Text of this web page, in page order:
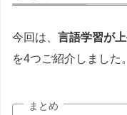
今回は、 言語学習が
を4つご紹介しました。
まとめ